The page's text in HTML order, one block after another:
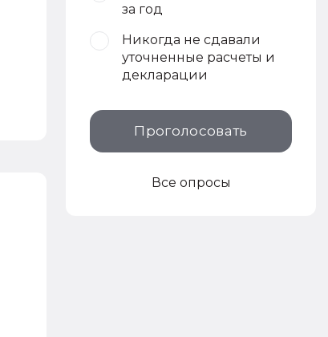
за год
Никогда не сдавали
уточненные расчеты и
декларации
Проголосовать
Все опросы